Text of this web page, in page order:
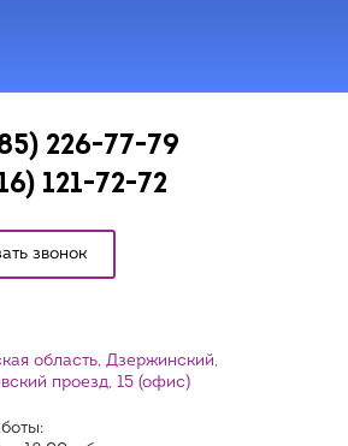
226-77-79
121-72-72
звонок
область, Дзержинский,
проезд, 15 (офис)